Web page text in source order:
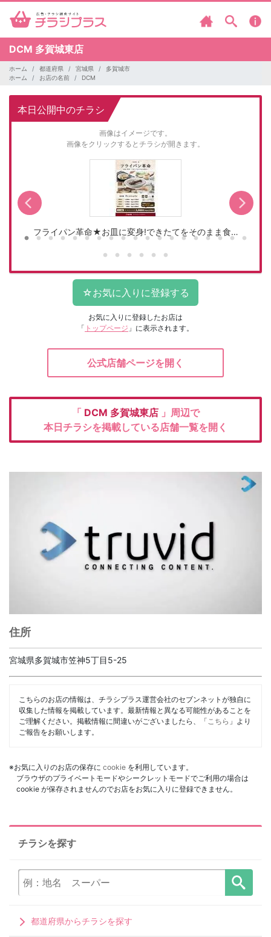
DCM 多賀城東店
ホーム 都道府県 宮城県
多賀城市
ホーム
お店の名前 DCM
本日公開中のチラシ
画像はイメージです。
画像をクリックするとチラシが開きます。
フライパン革命★お皿に変身!できたてをそのまま食…
お気に入りに登録したお店は
「 トップページ 」に表示されます。
公式店舗ページを開く
「 DCM 多賀城東店 」周辺で
本日チラシを掲載している店舗一覧を開く
住所
宮城県多賀城市笠神5丁目5-25
こちらのお店の情報は、チラシプラス運営会社のセブンネットが独自に
収集した情報を掲載しています。最新情報と異なる可能性があることを
ご理解ください。掲載情報に間違いがございましたら、「 こちら 」より
ご報告をお願いします。
※お気に入りのお店の保存に cookie を利用しています。
ブラウザのプライベートモードやシークレットモードでご利用の場合は
cookie が保存されませんのでお店をお気に入りに登録できません。
チラシを探す
都道府県からチラシを探す